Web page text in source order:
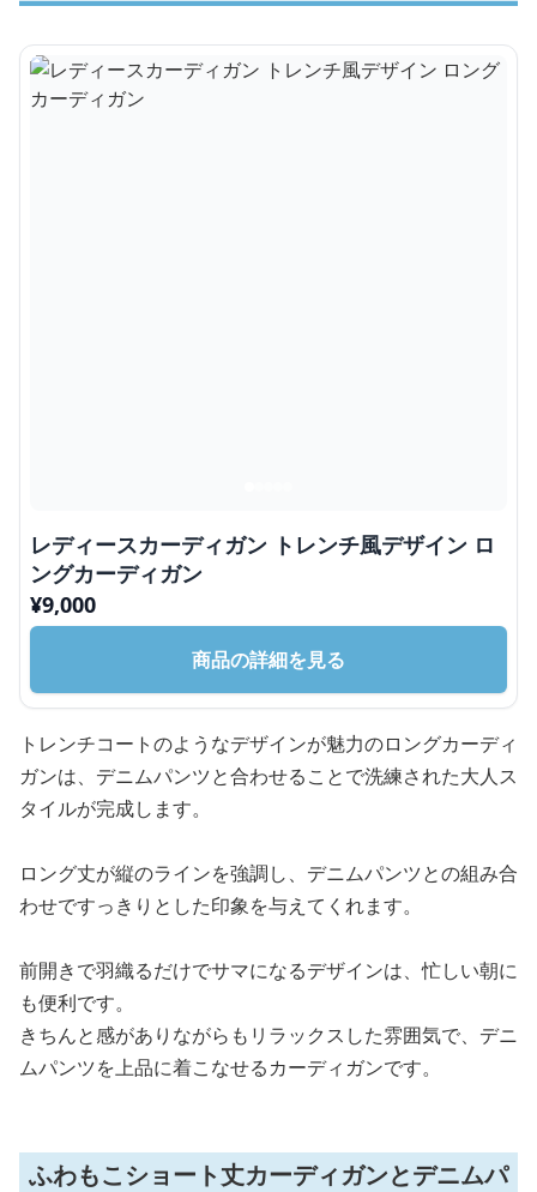
レディースカーディガン トレンチ風デザイン ロ
ングカーディガン
¥9,000
商品の詳細を見る
トレンチコートのようなデザインが魅力のロングカーディ
ガンは、デニムパンツと合わせることで洗練された大人ス
タイルが完成します。
ロング丈が縦のラインを強調し、デニムパンツとの組み合
わせですっきりとした印象を与えてくれます。
前開きで羽織るだけでサマになるデザインは、忙しい朝に
も便利です。
きちんと感がありながらもリラックスした雰囲気で、デニ
ムパンツを上品に着こなせるカーディガンです。
ふわもこショート丈カーディガンとデニムパ